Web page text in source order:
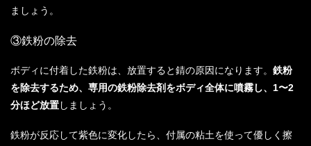
ましょう。
③鉄粉の除去
ボディに付着した鉄粉は、放置すると錆の原因になります。 鉄粉
を除去するため、専用の鉄粉除去剤をボディ全体に噴霧し、1〜2
分ほど放置しましょう。
鉄粉が反応して紫色に変化したら、付属の粘土を使って優しく擦